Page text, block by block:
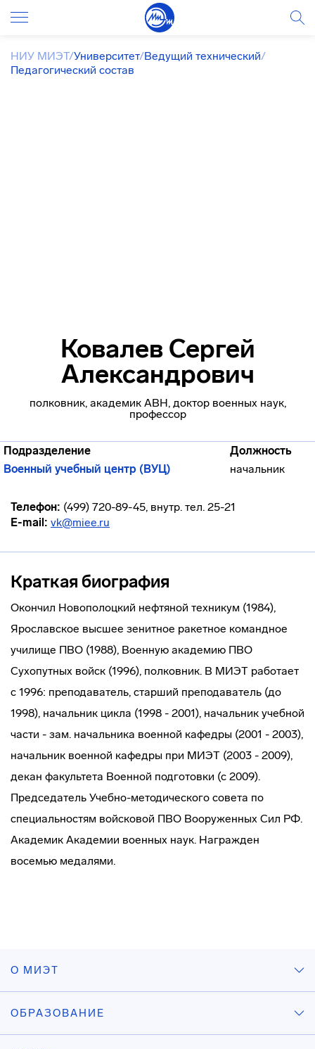
НИУ МИЭТ/Университет/Ведущий технический/
Педагогический состав
Ковалев Сергей
Александрович
полковник, академик АВН, доктор военных наук,
профессор
Подразделение
Должность
Военный учебный центр (ВУЦ)
начальник
Телефон: (499) 720-89-45, внутр. тел. 25-21
E-mail: vk@miee.ru
Краткая биография
Окончил Новополоцкий нефтяной техникум (1984),
Ярославское высшее зенитное ракетное командное
училище ПВО (1988), Военную академию ПВО
Сухопутных войск (1996), полковник. В МИЭТ работает
с 1996: преподаватель, старший преподаватель (до
1998), начальник цикла (1998 - 2001), начальник учебной
части - зам. начальника военной кафедры (2001 - 2003),
начальник военной кафедры при МИЭТ (2003 - 2009),
декан факультета Военной подготовки (с 2009).
Председатель Учебно-методического совета по
специальностям войсковой ПВО Вооруженных Сил РФ.
Академик Академии военных наук. Награжден
восемью медалями.
О МИЭТ
ОБРАЗОВАНИЕ